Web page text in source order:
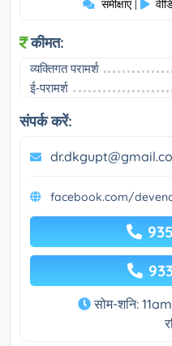
समीक्षाएं |
कीमत:
व्यक्तिगत परामर्श
ई-परामर्श
संपर्क करें:
facebook.com/
सोम-शनि: